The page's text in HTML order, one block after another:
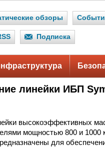
обзоры
Подписка
линейки ИБП
высокоэффективных
мощностью 800 и 1000
для